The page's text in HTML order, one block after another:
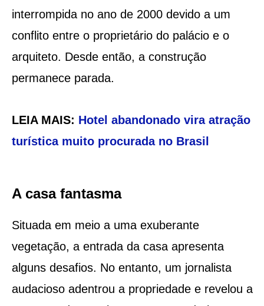
interrompida no ano de 2000 devido a um
conflito entre o proprietário do palácio e o
arquiteto. Desde então, a construção
permanece parada.
LEIA MAIS: Hotel abandonado vira atração
turística muito procurada no Brasil
A casa fantasma
Situada em meio a uma exuberante
vegetação, a entrada da casa apresenta
alguns desafios. No entanto, um jornalista
audacioso adentrou a propriedade e revelou a